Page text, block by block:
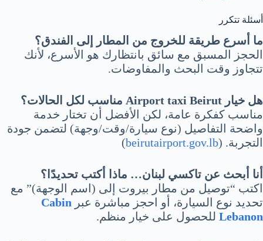
أسئلة تتكرر
ما أسرع طريقة للخروج من المطار إلى الفندق؟
الحجز المسبق مع سائق بانتظارك هو الأسرع، لأنك
تتجاوز وقت البحث والمفاوضات.
هل خيار Airport taxi Beirut مناسب لكل الحالات؟
مناسب كفكرة عامة، لكن الأفضل أن تختار خدمة
واضحة التفاصيل (نوع سيارة/وقت/وجهة) لتضمن جودة
التجربة. (beirutairport.gov.lb
)
أنا أبحث عن تاكسي لبنان… ماذا أكتب تحديدًا؟
اكتب “توصيل من مطار بيروت إلى (اسم الوجهة)” مع
تحديد نوع السيارة، أو احجز مباشرة عبر Cabin
Lebanon للحصول على خيار منظم.